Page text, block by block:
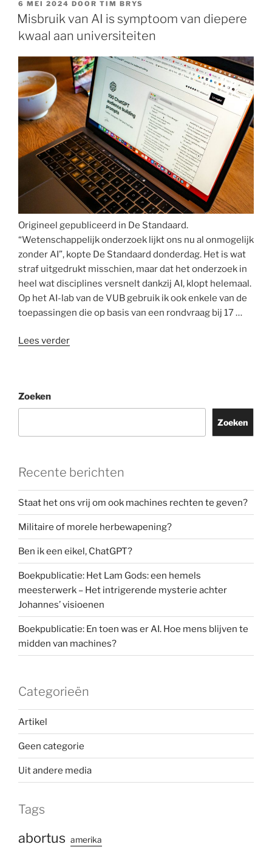
school””
GEPLAATST
OP
6 MEI 2024 DOOR TIM BRYS
Misbruik van AI is symptoom van diepere
kwaal aan universiteiten
Origineel gepubliceerd in De Standaard.
“Wetenschappelijk onderzoek lijkt ons nu al onmogelijk
zonder AI”, kopte De Standaard donderdag. Het is wat
straf uitgedrukt misschien, maar dat het onderzoek in
heel wat disciplines versnelt dankzij AI, klopt helemaal.
Op het AI-lab van de VUB gebruik ik ook enkele van de
toepassingen die op basis van een rondvraag bij 17 …
Lees verder“Misbruik
universiteiten”
Zoeken
Zoeken
Recente berichten
Staat het ons vrij om ook machines rechten te geven?
Militaire of morele herbewapening?
Ben ik een eikel, ChatGPT?
Boekpublicatie: Het Lam Gods: een hemels
meesterwerk – Het intrigerende mysterie achter
Johannes’ visioenen
Boekpublicatie: En toen was er AI. Hoe mens blijven te
midden van machines?
Categorieën
Artikel
Geen categorie
Uit andere media
Tags
abortus amerika